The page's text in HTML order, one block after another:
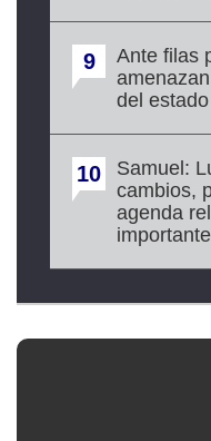
9
Ante filas
del
10
Samuel:
cambios,
agenda